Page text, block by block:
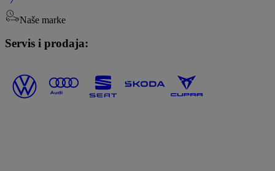
Naše marke
Servis i prodaja: